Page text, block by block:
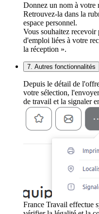
Donnez un nom à votre
Retrouvez-la dans la
espace personnel.
Vous souhaitez
d'emploi liées à votre
la réception ».
7. Autres fonctionnalités
Depuis le détail de
votre sélection,
de travail et la signaler
France Travail effectue